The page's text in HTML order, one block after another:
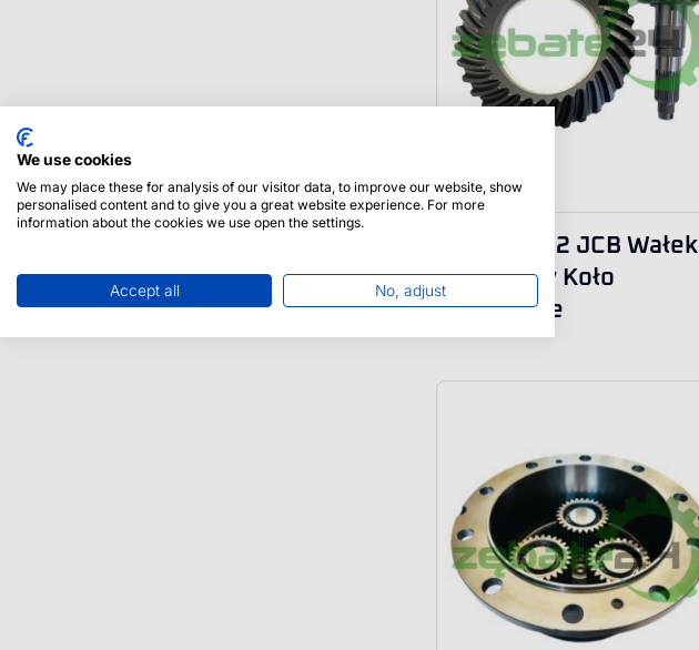
454/09502 JCB Wałek
Atakujący Koło
Talerzowe
We use cookies
We may place these for analysis of our visitor data, to improve our website, show
personalised content and to give you a great website experience. For more
information about the cookies we use open the settings.
Accept all No, adjust